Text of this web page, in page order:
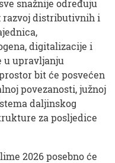
snažnije određuju
razvoj distributivnih i
digitalizacije i
u upravljanju
bit će posvećen
povezanosti, južnoj
daljinskog
za posljedice
2026 posebno će